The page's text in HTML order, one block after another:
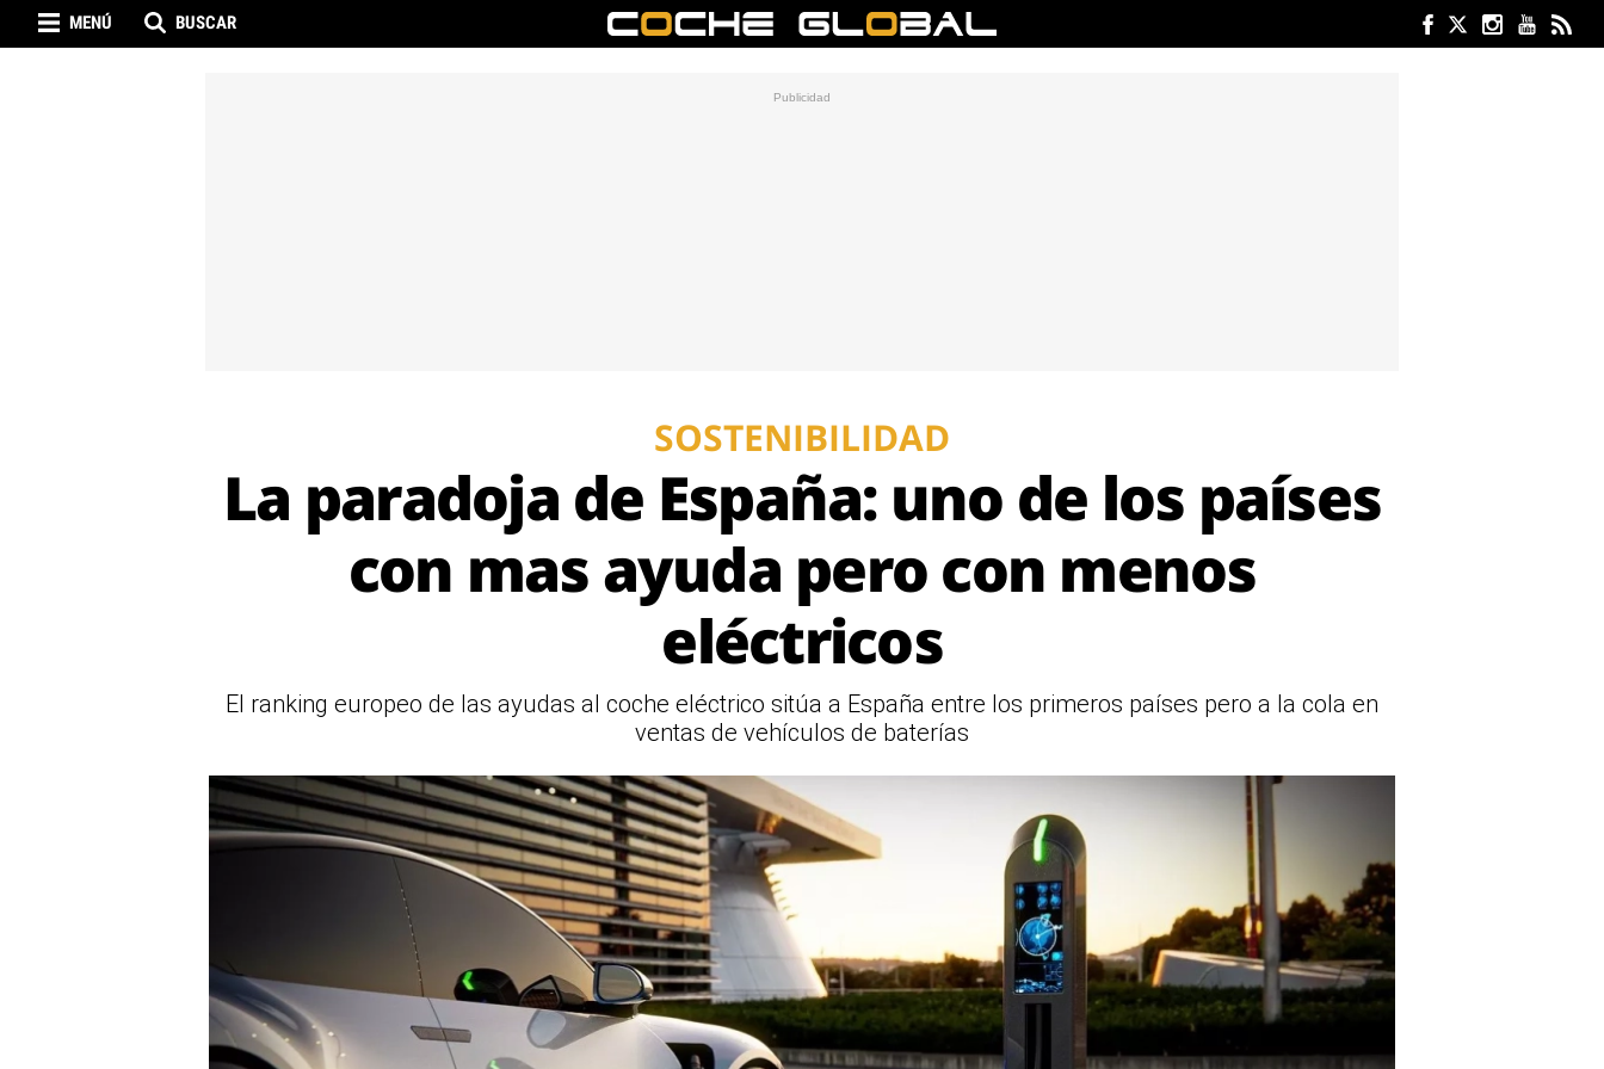
MENÚ BUSCAR
SOSTENIBILIDAD
La paradoja de España: uno de los países
con mas ayuda pero con menos
eléctricos
El ranking europeo de las ayudas al coche eléctrico sitúa a España entre los primeros países pero a la cola en
ventas de vehículos de baterías